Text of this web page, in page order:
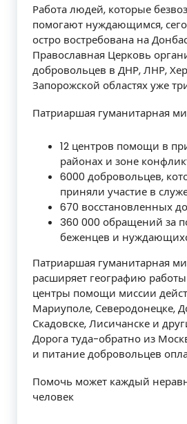
Работа людей, которые
помогают нуждающимся,
остро востребована на
Православная Церковь
добровольцев в ДНР, ЛНР,
Запорожской областях уже
Патриаршая гуманитарная
12 центров помощи в
районах и зоне
6000 добровольцев,
приняли участие в
670 восстановленных
360 000 обращений за
беженцев и
Патриаршая гуманитарная
расширяет географию
центры помощи миссии
Мариуполе, Северодонецке,
Скадовске, Лисичанске и
Дорога туда-обратно из
и питание добровольцев
Помочь может каждый
человек